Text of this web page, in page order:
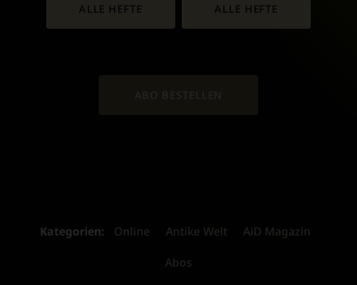
ALLE HEFTE ALLE HEFTE
ABO BESTELLEN
Kategorien: Online Antike Welt AiD Magazin
Abos